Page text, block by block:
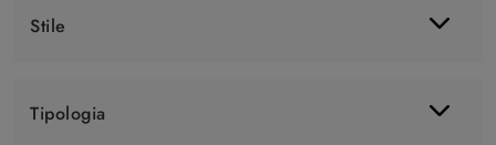
Stile
Tipologia